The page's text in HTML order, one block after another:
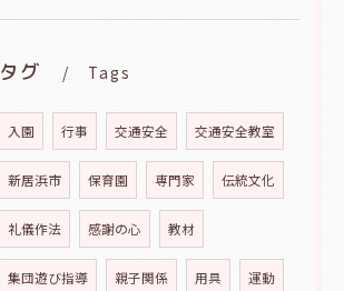
タグ Tags
入園 行事 交通安全 交通安全教室
新居浜市 保育園 専門家 伝統文化
礼儀作法 感謝の心 教材
集団遊び指導 親子関係 用具 運動